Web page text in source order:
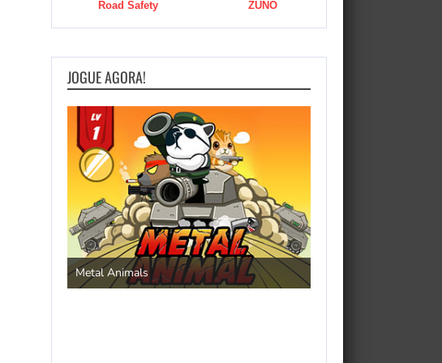
Road Safety ZUNO
JOGUE AGORA!
Metal Animals